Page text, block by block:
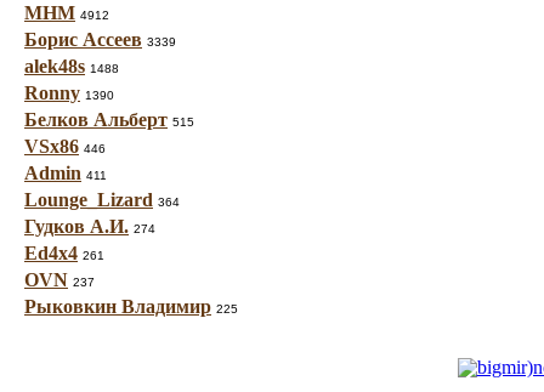
МНМ 4912
Борис Ассеев 3339
alek48s 1488
Ronny 1390
Белков Альберт 515
VSx86 446
Admin 411
Lounge_Lizard 364
Гудков А.И. 274
Ed4x4 261
OVN 237
Рыковкин Владимир 225